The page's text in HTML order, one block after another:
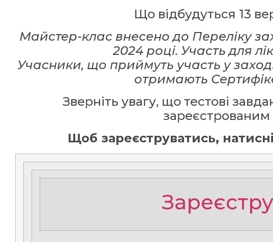
Що відбудуться 13
Майстер-клас внесено до Переліку
2024 році. Участь для
Учасники, що приймуть участь у
отримають
Зверніть увагу, що тестові
Щоб зареєструватись,